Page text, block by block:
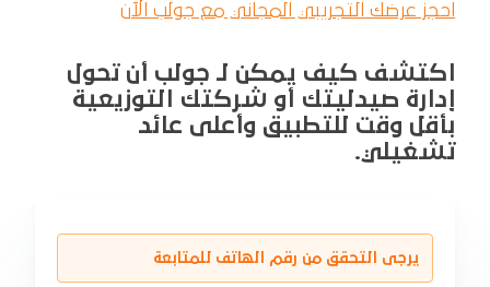
احجز عرضك التجريبي المجاني مع جولب الآن
اكتشف كيف يمكن لـ جولب أن تحول
إدارة صيدليتك أو شركتك التوزيعية
بأقل وقت للتطبيق وأعلى عائد
تشغيلي.
يرجى التحقق من رقم الهاتف للمتابعة